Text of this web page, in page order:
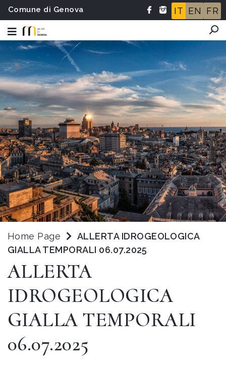
Comune di Genova IT EN FR
Home Page
ALLERTA IDROGEOLOGICA
GIALLA TEMPORALI 06.07.2025
ALLERTA
IDROGEOLOGICA
GIALLA TEMPORALI
06.07.2025